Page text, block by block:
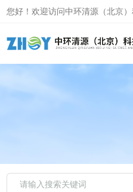
您好！欢迎访问中环清源（北京）